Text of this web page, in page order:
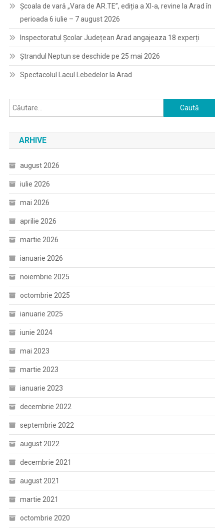
Școala de vară „Vara de AR.TE”, ediția a XI-a, revine la Arad în
perioada 6 iulie – 7 august 2026
Inspectoratul Școlar Județean Arad angajeaza 18 experți
Ștrandul Neptun se deschide pe 25 mai 2026
Spectacolul Lacul Lebedelor la Arad
Caută
după:
ARHIVE
august 2026
iulie 2026
mai 2026
aprilie 2026
martie 2026
ianuarie 2026
noiembrie 2025
octombrie 2025
ianuarie 2025
iunie 2024
mai 2023
martie 2023
ianuarie 2023
decembrie 2022
septembrie 2022
august 2022
decembrie 2021
august 2021
martie 2021
octombrie 2020